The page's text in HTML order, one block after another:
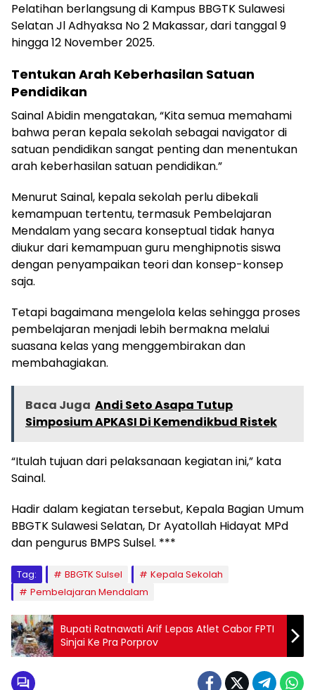
Pelatihan berlangsung di Kampus BBGTK Sulawesi
Selatan Jl Adhyaksa No 2 Makassar, dari tanggal 9
hingga 12 November 2025.
Tentukan Arah Keberhasilan Satuan
Pendidikan
Sainal Abidin mengatakan, “Kita semua memahami
bahwa peran kepala sekolah sebagai navigator di
satuan pendidikan sangat penting dan menentukan
arah keberhasilan satuan pendidikan.”
Menurut Sainal, kepala sekolah perlu dibekali
kemampuan tertentu, termasuk Pembelajaran
Mendalam yang secara konseptual tidak hanya
diukur dari kemampuan guru menghipnotis siswa
dengan penyampaikan teori dan konsep-konsep
saja.
Tetapi bagaimana mengelola kelas sehingga proses
pembelajaran menjadi lebih bermakna melalui
suasana kelas yang menggembirakan dan
membahagiakan.
Baca Juga Andi Seto Asapa Tutup
Simposium APKASI Di Kemendikbud Ristek
“Itulah tujuan dari pelaksanaan kegiatan ini,” kata
Sainal.
Hadir dalam kegiatan tersebut, Kepala Bagian Umum
BBGTK Sulawesi Selatan, Dr Ayatollah Hidayat MPd
dan pengurus BMPS Sulsel. ***
Tag: BBGTK Sulsel
Kepala Sekolah
Pembelajaran Mendalam
Bupati Ratnawati Arif Lepas Atlet Cabor FPTI
Sinjai Ke Pra Porprov